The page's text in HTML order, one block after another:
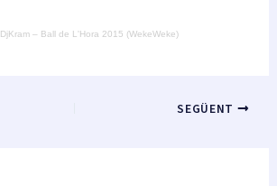
DjKram – Ball de L'Hora 2015 (WekeWeke)
SEGÜENT